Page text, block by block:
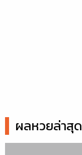
ผลหวยล่าสุด